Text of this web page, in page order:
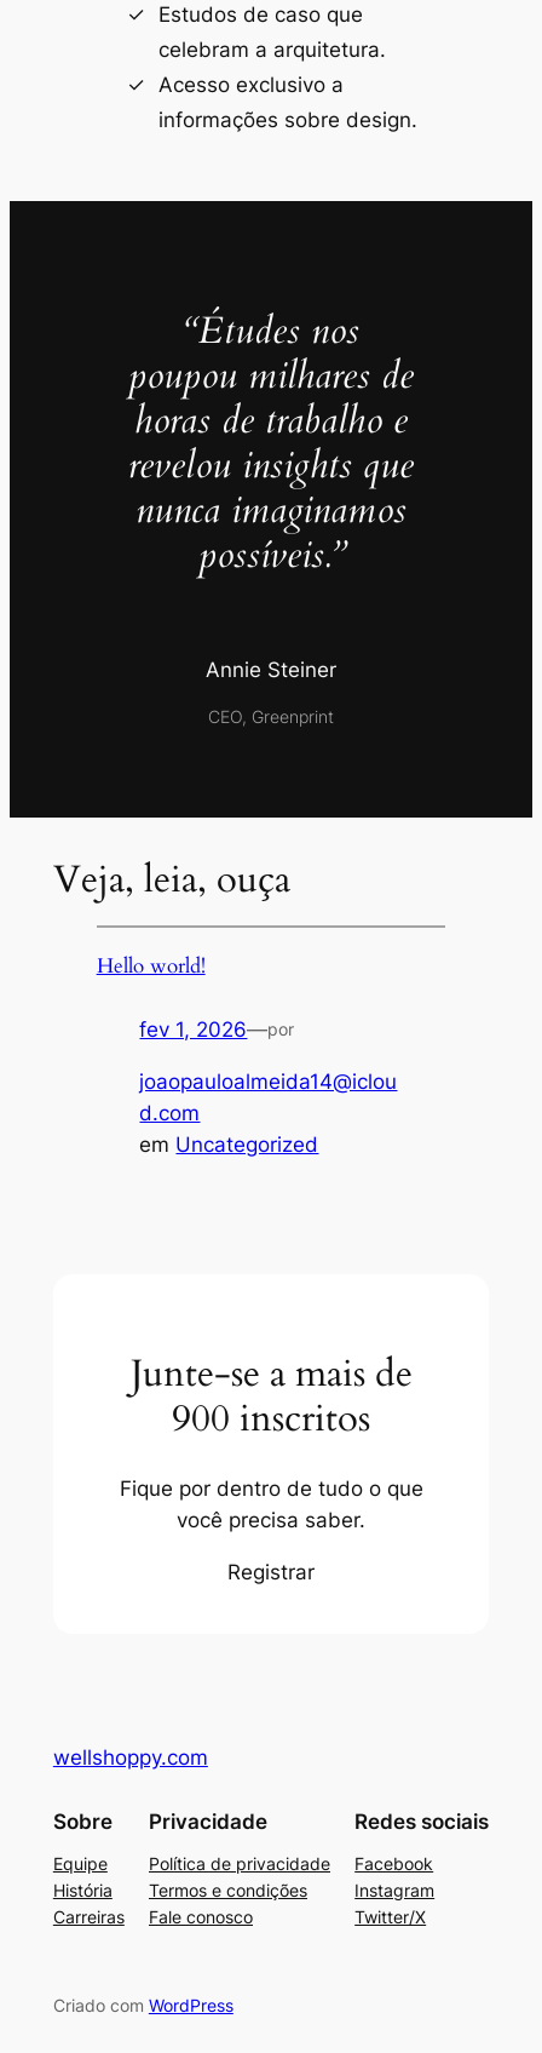
Estudos de caso que
celebram a arquitetura.
Acesso exclusivo a
informações sobre design.
“Études nos
poupou milhares de
horas de trabalho e
revelou insights que
nunca imaginamos
possíveis.”
Annie Steiner
CEO, Greenprint
Veja, leia, ouça
Hello world!
fev 1, 2026—por
joaopauloalmeida14@iclou
d.com
em Uncategorized
Junte-se a mais de
900 inscritos
Fique por dentro de tudo o que
você precisa saber.
Registrar
wellshoppy.com
Sobre
Equipe
História
Carreiras
Privacidade
Política de privacidade
Termos e condições
Fale conosco
Redes sociais
Facebook
Instagram
Twitter/X
Criado com WordPress